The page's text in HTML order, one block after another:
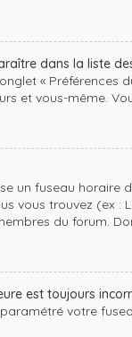
dans la liste
« Préférences
et vous-même.
un fuseau
vous trouvez (ex
du forum.
est toujours
votre